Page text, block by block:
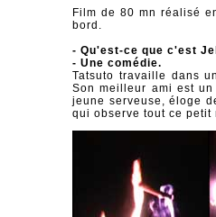
Film de 80 mn réalisé
bord.
- Qu'est-ce que c'est
- Une comédie.
Tatsuto travaille dans
Son meilleur ami est
jeune serveuse, éloge
qui observe tout ce petit